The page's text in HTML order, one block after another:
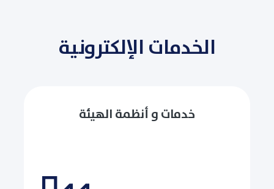
الخدمات الإلكترونية
خدمات و أنظمة الهيئة